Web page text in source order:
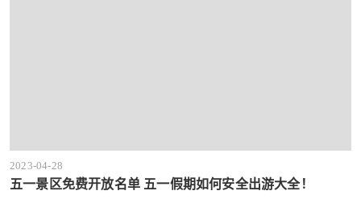
2023-04-28
五一景区免费开放名单 五一假期如何安全出游大全！